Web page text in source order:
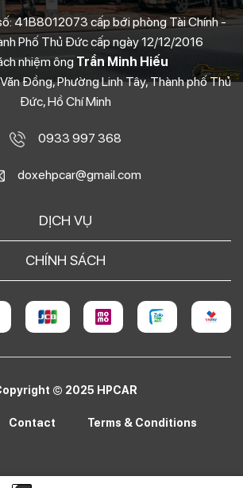
41B8012073 cấp bới phòng Tài Chính -
Phố Thủ Đức cấp ngày 12/12/2016
nhiệm ông Trần Minh Hiếu
Đồng, Phường Linh Tây, Thành phố Thủ
Đức, Hồ Chí Minh
0933 997 368
doxehpcar@gmail.com
DỊCH VỤ
CHÍNH SÁCH
© 2025 HPCAR
Contact Terms & Conditions